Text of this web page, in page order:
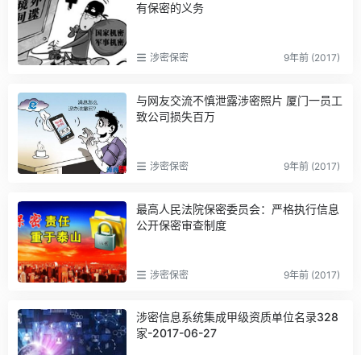
有保密的义务
涉密保密 9年前 (2017)
与网友交流不慎泄露涉密照片 厦门一员工
致公司损失百万
涉密保密 9年前 (2017)
最高人民法院保密委员会：严格执行信息
公开保密审查制度
涉密保密 9年前 (2017)
涉密信息系统集成甲级资质单位名录328
家-2017-06-27